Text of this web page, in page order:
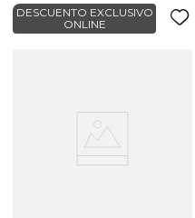
DESCUENTO EXCLUSIVO
ONLINE